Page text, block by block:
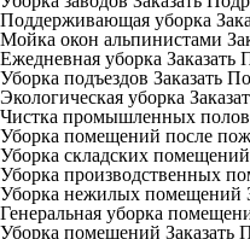
Поддерживающая уборка
Мойка окон альпинистами
Ежедневная уборка Заказать
Уборка подъездов Заказать
Экологическая уборка
Чистка промышленных полов
Уборка помещений после
Уборка складских помещений
Уборка производственных
Уборка нежилых помещений
Генеральная уборка
Уборка помещений Заказать